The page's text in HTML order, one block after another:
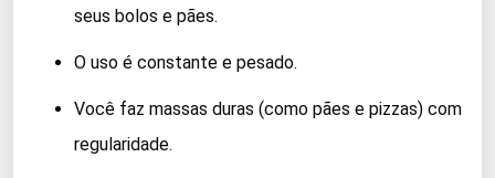
seus bolos e pães.
O uso é constante e pesado.
Você faz massas duras (como pães e pizzas) com
regularidade.